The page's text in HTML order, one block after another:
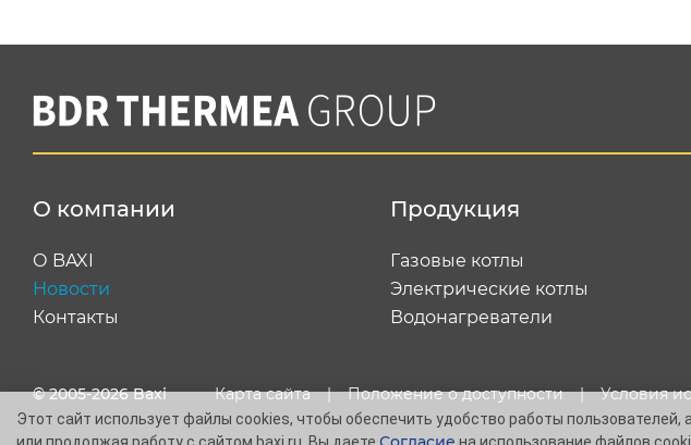
О компании
О BAXI
Новости
Контакты
Продукция
Газовые котлы
Электрические котлы
Водонагреватели
© 2005-2026 Baxi Карта сайта | Положение о доступности | Условия
Этот сайт использует файлы cookies, чтобы обеспечить удобство работы